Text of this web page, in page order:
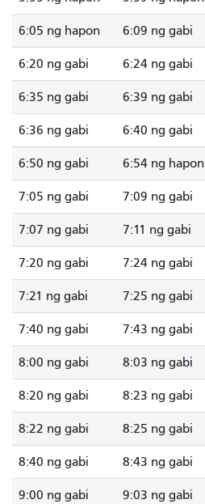
6:05 ng hapon 6:09 ng gabi
6:20 ng gabi 6:24 ng gabi
6:35 ng gabi 6:39 ng gabi
6:36 ng gabi 6:40 ng gabi
6:50 ng gabi 6:54 ng hapon
7:05 ng gabi 7:09 ng gabi
7:07 ng gabi 7:11 ng gabi
7:20 ng gabi 7:24 ng gabi
7:21 ng gabi 7:25 ng gabi
7:40 ng gabi 7:43 ng gabi
8:00 ng gabi 8:03 ng gabi
8:20 ng gabi 8:23 ng gabi
8:22 ng gabi 8:25 ng gabi
8:40 ng gabi 8:43 ng gabi
9:00 ng gabi 9:03 ng gabi